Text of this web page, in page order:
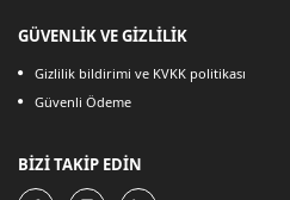
GÜVENLİK VE GİZLİLİK
Gizlilik bildirimi ve KVKK politikası
Güvenli Ödeme
BİZİ TAKİP EDİN